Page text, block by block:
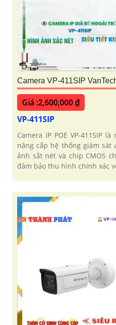
Camera VP-411SIP
Giá :2,600,000 ₫
VP-411SIP
Camera IP POE VP-411SIP
nâng cấp hệ thống giám
ảnh sắt nét và chip CMOS
đảm bảo thu hình chính xác